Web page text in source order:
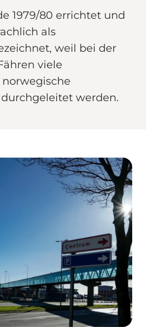
1979/80 errichtet und
als
weil bei der
viele
werden.